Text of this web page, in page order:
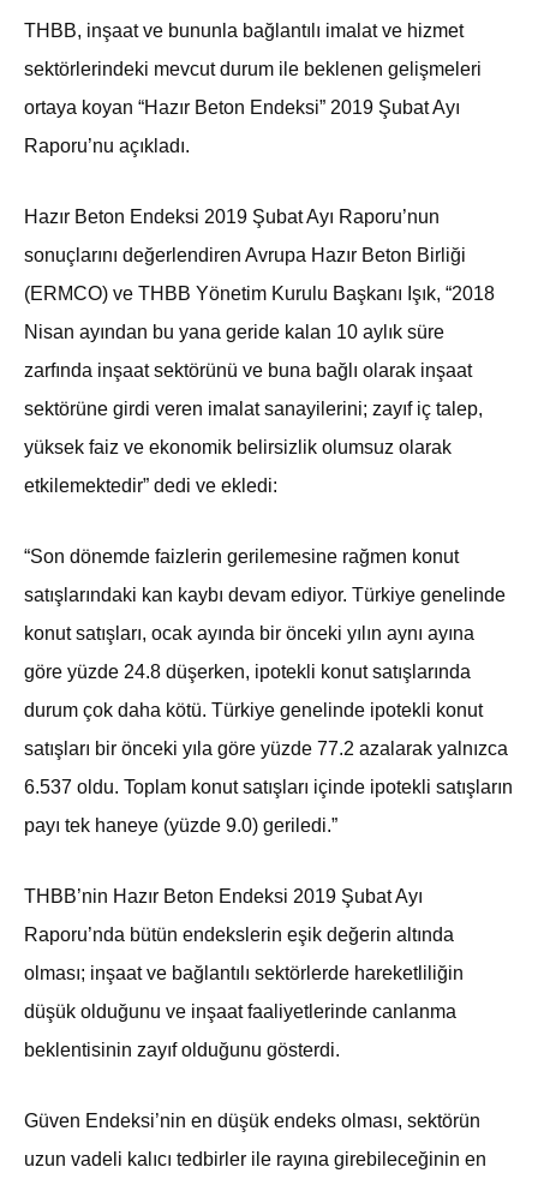
THBB, inşaat ve bununla bağlantılı imalat ve hizmet
sektörlerindeki mevcut durum ile beklenen gelişmeleri
ortaya koyan “Hazır Beton Endeksi” 2019 Şubat Ayı
Raporu’nu açıkladı.
Hazır Beton Endeksi 2019 Şubat Ayı Raporu’nun
sonuçlarını değerlendiren Avrupa Hazır Beton Birliği
(ERMCO) ve THBB Yönetim Kurulu Başkanı Işık, “2018
Nisan ayından bu yana geride kalan 10 aylık süre
zarfında inşaat sektörünü ve buna bağlı olarak inşaat
sektörüne girdi veren imalat sanayilerini; zayıf iç talep,
yüksek faiz ve ekonomik belirsizlik olumsuz olarak
etkilemektedir” dedi ve ekledi:
“Son dönemde faizlerin gerilemesine rağmen konut
satışlarındaki kan kaybı devam ediyor. Türkiye genelinde
konut satışları, ocak ayında bir önceki yılın aynı ayına
göre yüzde 24.8 düşerken, ipotekli konut satışlarında
durum çok daha kötü. Türkiye genelinde ipotekli konut
satışları bir önceki yıla göre yüzde 77.2 azalarak yalnızca
6.537 oldu. Toplam konut satışları içinde ipotekli satışların
payı tek haneye (yüzde 9.0) geriledi.”
THBB’nin Hazır Beton Endeksi 2019 Şubat Ayı
Raporu’nda bütün endekslerin eşik değerin altında
olması; inşaat ve bağlantılı sektörlerde hareketliliğin
düşük olduğunu ve inşaat faaliyetlerinde canlanma
beklentisinin zayıf olduğunu gösterdi.
Güven Endeksi’nin en düşük endeks olması, sektörün
uzun vadeli kalıcı tedbirler ile rayına girebileceğinin en